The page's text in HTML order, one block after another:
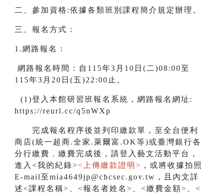
二、參加資格:依據各類班別課程簡介規定辦理。
三、報名方式：
1.網路報名：
網路報名時間：自115年3月10日(二)08:00至
115年3月20日(五)22:00止。
(1)登入本館研習班報名系統，網路報名網址:
https://reurl.cc/q5nWXp
完成報名程序後並列印繳款單，至全台便利
商店(統一超商.全家.萊爾富.OK等)或臺灣銀行各
分行繳費 ， 繳費完成後，請登入藝文活動平台，
進入<我的紀錄><上傳繳款證明> ，或將收據拍照
E-mail至mia4649jp@chcsec.gov.tw，且內文詳
述<課程名稱>、<報名者姓名>、<繳費金額>、<